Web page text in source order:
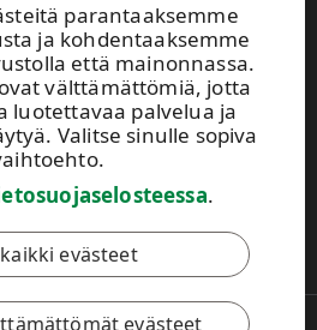
parantaaksemme
ja kohdentaaksemme
että mainonnassa.
välttämättömiä, jotta
luotettavaa palvelua ja
Valitse sinulle sopiva
.
evästeet
evästeet
yhteystiedot
yhteystiedot
.